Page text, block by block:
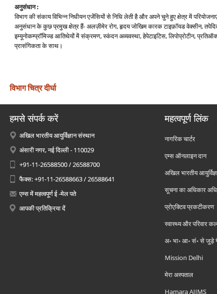
अनुसंधान :
विभाग की संकाय विभिन्‍न निधीयन एजेंसियों से निधि लेती है और अपने चुने हुए क्षेत्र में
अनुसंधान के कुछ प्रमुख क्षेत्र हैं- अलज़ीमेर रोग, हृदय जोखिम कारक टाइफ़ॉयड वेक्‍सीन,
इम्‍यूनोकम्‍प्रॉमिज्‍ड आतिथेयों में संक्रमण, स्‍कंदन अव्‍यवस्‍था, हेपेटाइटिस, लिपोप्रोटीन,
प्रासंगिकता के साथ।
विभाग चित्र दीर्घा
हमसे संपर्क करें
अखिल भारतीय आयुर्विज्ञान संस्थान
अंसारी नगर, नई दिल्ली - 110029
+91-11-26588500 / 26588700
फैक्स: +91-11-26588663 / 26588641
एम्स में महत्वपूर्ण ई -मेल पते
आपकी प्रतिक्रिया दें
महत्वपूर्ण लिंक
नागरिक चार्टर
एम्स ऑनलाइन दान
अखिल भारतीय
सूचना का अधिकार
प्रोएक्टिव प्रकटीकरण
स्वास्थ्य और परिवार
अ॰ भा॰ आ॰ सं॰ से जुड़े
Mission Delhi
मेरा अस्पताल
Hamara AIIMS